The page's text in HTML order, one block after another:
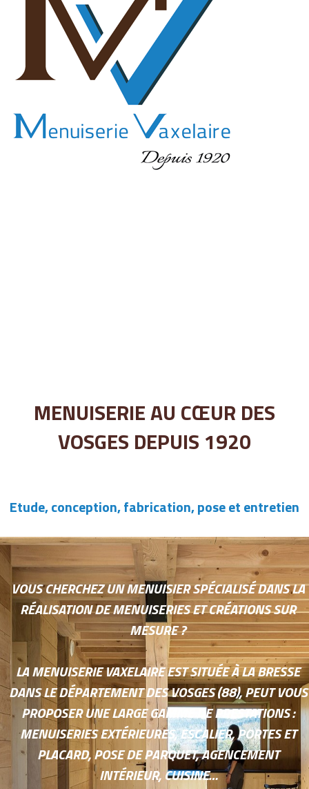
MENUISERIE AU CŒUR DES
VOSGES DEPUIS 1920
Etude, conception, fabrication, pose et entretien
VOUS CHERCHEZ UN MENUISIER SPÉCIALISÉ DANS LA
RÉALISATION DE MENUISERIES ET CRÉATIONS SUR
MESURE ?
LA MENUISERIE VAXELAIRE EST SITUÉE À LA BRESSE
DANS LE DÉPARTEMENT DES VOSGES (88), PEUT VOUS
PROPOSER UNE LARGE GAMME DE PRESTATIONS :
MENUISERIES EXTÉRIEURES, ESCALIER, PORTES ET
PLACARD, POSE DE PARQUET, AGENCEMENT
INTÉRIEUR, CUISINE…